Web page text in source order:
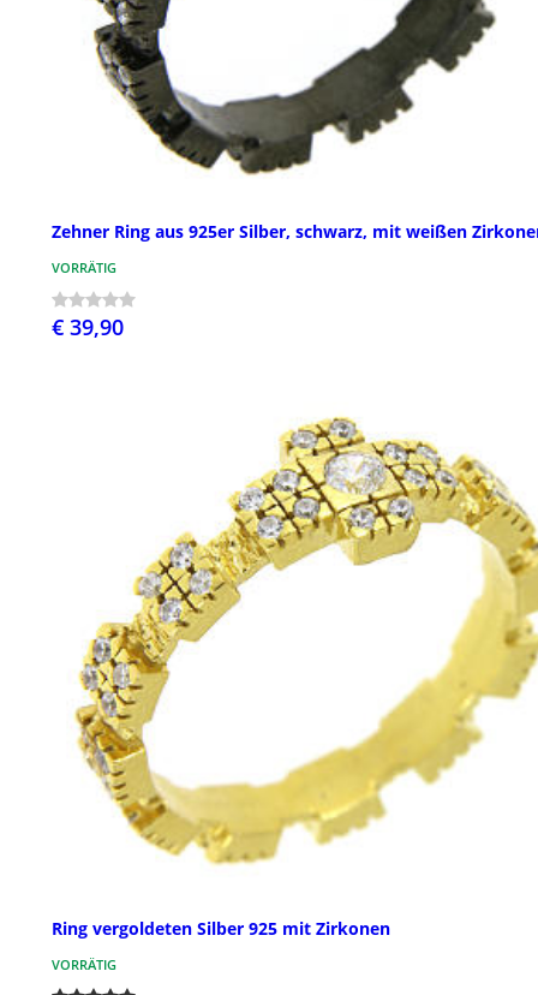
Zehner Ring aus 925er Silber, schwarz, mit weißen
VORRÄTIG
€ 39,90
Ring vergoldeten Silber 925 mit Zirkonen
VORRÄTIG